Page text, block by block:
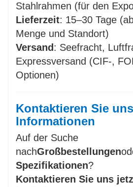
Stahlrahmen (für den
Lieferzeit: 15–30 Tage
Menge und Standort)
Versand : Seefracht,
Expressversand (CIF-,
Optionen)
Kontaktieren Sie
Informationen
Auf der Suche
nachGroßbestellungen
Spezifikationen?
Kontaktieren Sie uns